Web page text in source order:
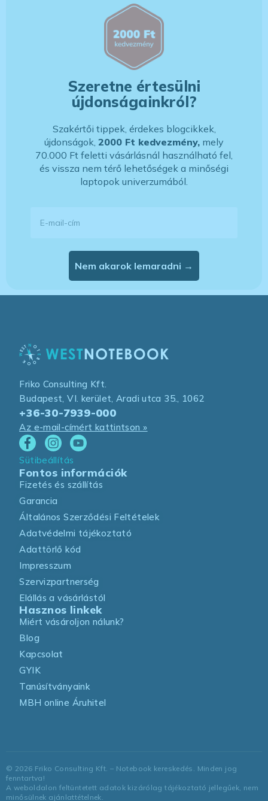
Szeretne értesülni
újdonságainkról?
Szakértői tippek, érdekes blogcikkek,
újdonságok, 2000 Ft kedvezmény, mely
70.000 Ft feletti vásárlásnál használható fel,
és vissza nem térő lehetőségek a minőségi
laptopok univerzumából.
Nem akarok lemaradni →
Friko Consulting Kft.
Budapest, VI. kerület, Aradi utca 35., 1062
+36-30-7939-000
Az e-mail-címért kattintson »
Sütibeállítás
Fontos információk
Fizetés és szállítás
Garancia
Általános Szerződési Feltételek
Adatvédelmi tájékoztató
Adattörlő kód
Impresszum
Szervizpartnerség
Elállás a vásárlástól
Hasznos linkek
Miért vásároljon nálunk?
Blog
Kapcsolat
GYIK
Tanúsítványaink
MBH online Áruhitel
© 2026 Friko Consulting Kft. – Notebook kereskedés. Minden jog
fenntartva!
A weboldalon feltüntetett adatok kizárólag tájékoztató jellegűek, nem
minősülnek ajánlattételnek.